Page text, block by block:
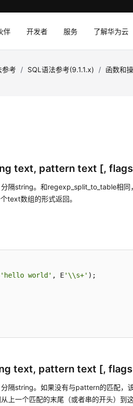
伴 开发者 服务 了解华为云
参考 / SQL语法参考(9.1.1.x) / 函数和
text, pattern text [,
隔string。和regexp_split_to_table相同
text数组的形式返回。
'hello world' , E'\\s+' );
text, pattern text [,
隔string。如果没有与pattern的匹配，
上一个匹配的末尾（或者串的开头）到